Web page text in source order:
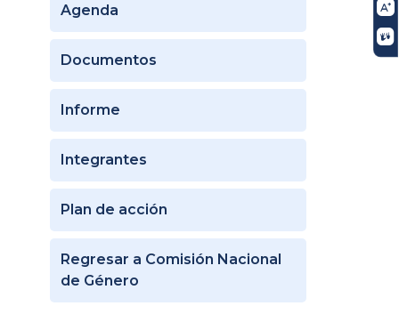
Agenda
Documentos
Informe
Integrantes
Plan de acción
Regresar a Comisión Nacional
de Género